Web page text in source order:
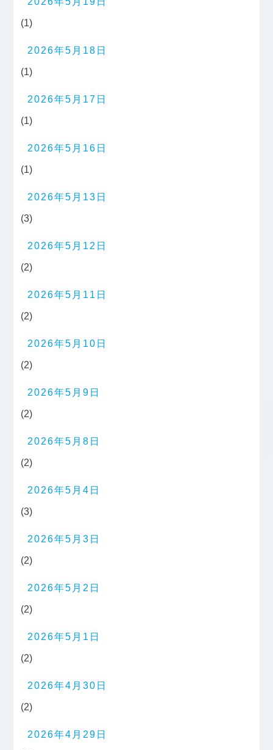
(1)
2026年5月18日
(1)
2026年5月17日
(1)
2026年5月16日
(1)
2026年5月13日
(3)
2026年5月12日
(2)
2026年5月11日
(2)
2026年5月10日
(2)
2026年5月9日
(2)
2026年5月8日
(2)
2026年5月4日
(3)
2026年5月3日
(2)
2026年5月2日
(2)
2026年5月1日
(2)
2026年4月30日
(2)
2026年4月29日